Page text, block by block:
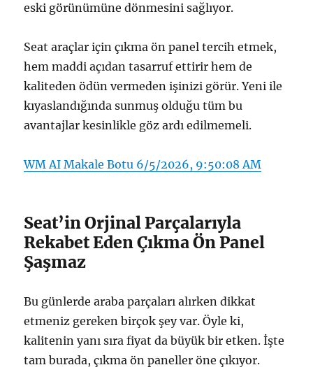
eski görünümüne dönmesini sağlıyor.
Seat araçlar için çıkma ön panel tercih etmek,
hem maddi açıdan tasarruf ettirir hem de
kaliteden ödün vermeden işinizi görür. Yeni ile
kıyaslandığında sunmuş olduğu tüm bu
avantajlar kesinlikle göz ardı edilmemeli.
WM AI Makale Botu 6/5/2026, 9:50:08 AM
Seat’in Orjinal Parçalarıyla
Rekabet Eden Çıkma Ön Panel
Şaşmaz
Bu günlerde araba parçaları alırken dikkat
etmeniz gereken birçok şey var. Öyle ki,
kalitenin yanı sıra fiyat da büyük bir etken. İşte
tam burada, çıkma ön paneller öne çıkıyor.